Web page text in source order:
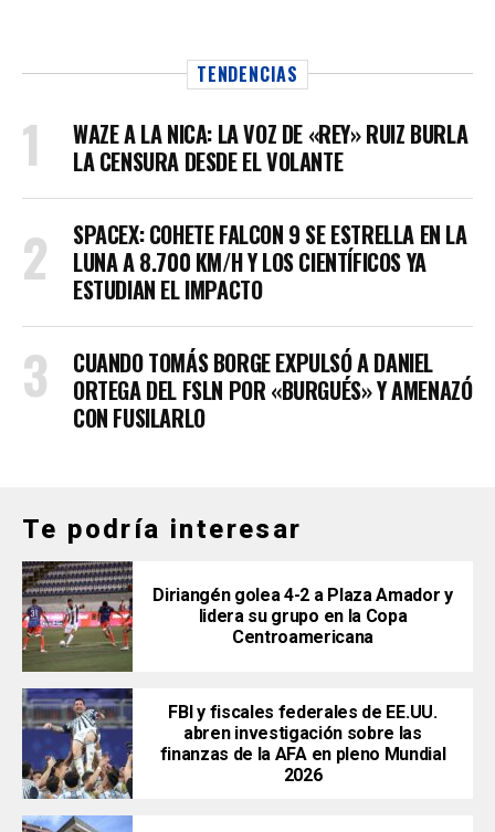
TENDENCIAS
WAZE A LA NICA: LA VOZ DE «REY» RUIZ BURLA
LA CENSURA DESDE EL VOLANTE
SPACEX: COHETE FALCON 9 SE ESTRELLA EN LA
LUNA A 8.700 KM/H Y LOS CIENTÍFICOS YA
ESTUDIAN EL IMPACTO
CUANDO TOMÁS BORGE EXPULSÓ A DANIEL
ORTEGA DEL FSLN POR «BURGUÉS» Y AMENAZÓ
CON FUSILARLO
Te podría interesar
Diriangén golea 4-2 a Plaza Amador y
lidera su grupo en la Copa
Centroamericana
FBI y fiscales federales de EE.UU.
abren investigación sobre las
finanzas de la AFA en pleno Mundial
2026